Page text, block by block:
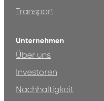
Transport
Unternehmen
Über uns
Investoren
Nachhaltigkeit